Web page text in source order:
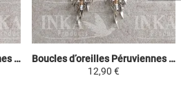
Boucles d’oreilles Péruviennes Attrape-rêves - Bleu ciel, Marron & Violet
Boucles d’oreilles Péruviennes Attrape-rêves - Bleu ciel, Jaune & Blanc
12,90 €